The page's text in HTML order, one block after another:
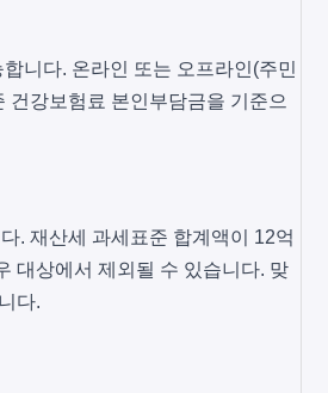
니다. 온라인 또는 오프라인(주민
건강보험료 본인부담금을 기준으
. 재산세 과세표준 합계액이 12억
대상에서 제외될 수 있습니다. 맞
다.